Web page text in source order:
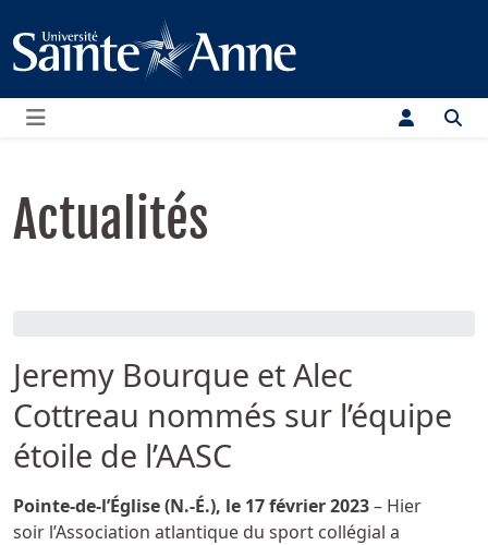
Menu
Actualités
Jeremy Bourque et Alec
Cottreau nommés sur l’équipe
étoile de l’AASC
Détails
Pointe-de-l’Église (N.-É.), le 17 février 2023– Hier
soir l’Association atlantique du sport collégial a